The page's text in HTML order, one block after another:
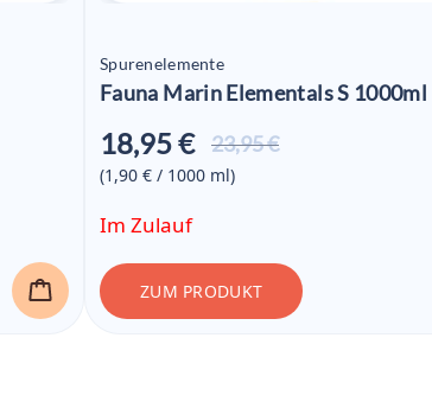
Spurenelemente
Fauna Marin Elementals S 1000ml
23,95 €
18,95 €
Aktueller
(1,90 € / 1000 ml)
Im Zulauf
ZUM PRODUKT